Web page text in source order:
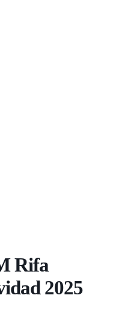
Rifa
2025